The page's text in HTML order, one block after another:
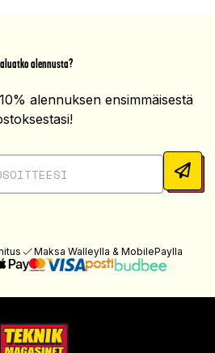
alennusta?
alennuksen ensimmäisestä
Maksa Walleylla & MobilePaylla